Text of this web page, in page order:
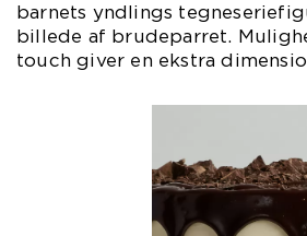
barnets yndlings
billede af brudeparret.
touch giver en ekstra